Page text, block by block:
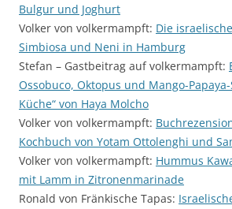
Bulgur und Joghurt
Volker von volkermampft: Die
Simbiosa und Neni in Hamburg
Stefan – Gastbeitrag auf volkermampft:
Ossobuco, Oktopus und Mango-Papaya-
Küche“ von Haya Molcho
Volker von volkermampft:
Kochbuch von Yotam Ottolenghi und
Volker von volkermampft: Hummus
mit Lamm in Zitronenmarinade
Ronald von Fränkische Tapas: